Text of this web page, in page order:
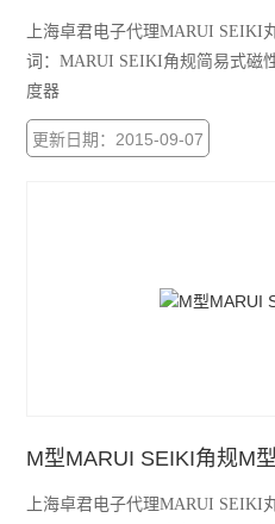
MEYER美国
SK新泻
ELSEN爱森
CHATILLON查狄伦
新宝SHIMPO
上海卓君电子代理MARUI SEIKI
词：MARUI SEIKI角规简易式磁
度器
更新日期：2015-09-07
M型MARUI SEIKI角规M型
上海卓君电子代理MARUI SEIKI